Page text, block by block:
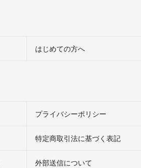
はじめての方へ
プライバシーポリシー
特定商取引法に基づく表記
外部送信について